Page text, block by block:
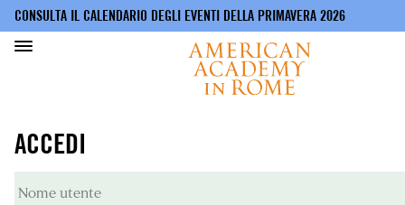
contenuto
principale
CONSULTA IL CALENDARIO DEGLI EVENTI DELLA PRIMAVERA 2026
ACCEDI